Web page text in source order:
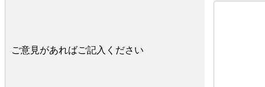
ご意見があればご記入ください